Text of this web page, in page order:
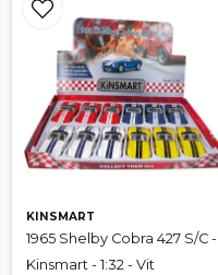
KINSMART
1965 Shelby Cobra 427 S/C -
Kinsmart - 1:32 - Vit